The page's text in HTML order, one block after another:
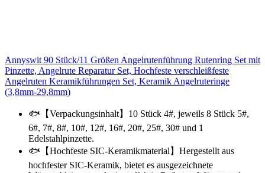
Annyswit 90 Stück/11 Größen Angelrutenführung Rutenring Set mit
Pinzette, Angelrute Reparatur Set, Hochfeste verschleißfeste
Angelruten Keramikführungen Set, Keramik Angelruteringe
(3,8mm-29,8mm)
🐟【Verpackungsinhalt】10 Stück 4#, jeweils 8 Stück 5#,
6#, 7#, 8#, 10#, 12#, 16#, 20#, 25#, 30# und 1
Edelstahlpinzette.
🐟【Hochfeste SIC-Keramikmaterial】Hergestellt aus
hochfester SIC-Keramik, bietet es ausgezeichnete